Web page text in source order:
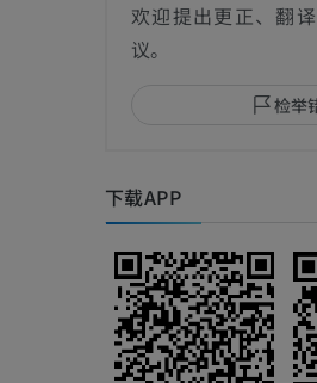
欢迎提出更正、翻
议。
检举
下载APP